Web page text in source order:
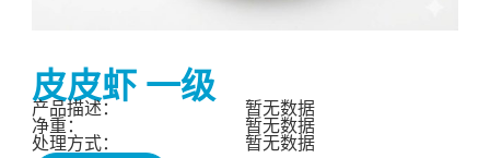
皮皮虾 一级
产品描述：
暂无数据
净重：
暂无数据
处理方式：
暂无数据